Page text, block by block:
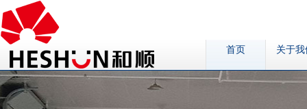
首页 关于我